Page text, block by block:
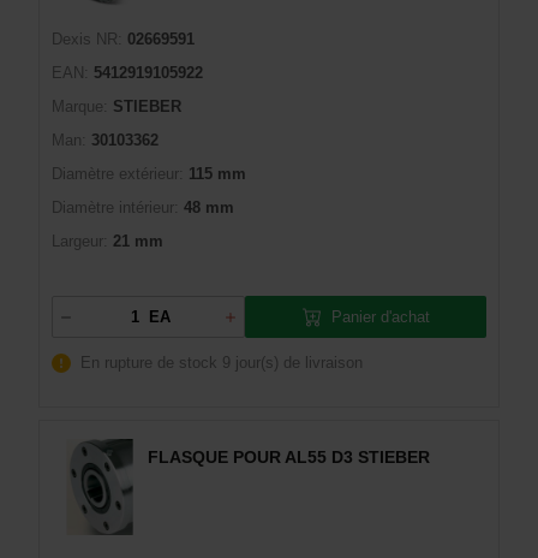
Dexis NR:
02669591
EAN:
5412919105922
Marque:
STIEBER
Man:
30103362
Diamètre extérieur: 115 mm
Diamètre intérieur: 48 mm
Largeur: 21 mm
EA Panier d'achat
En rupture de stock 9 jour(s) de livraison
FLASQUE POUR AL55 D3 STIEBER